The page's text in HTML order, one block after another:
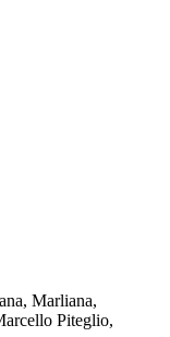
Marliana,
Piteglio,